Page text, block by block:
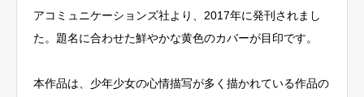
アコミュニケーションズ社より、2017年に発刊されまし
た。題名に合わせた鮮やかな黄色のカバーが目印です。
本作品は、少年少女の心情描写が多く描かれている作品の